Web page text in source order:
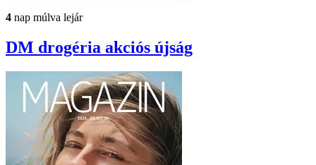
4 nap múlva lejár
DM drogéria akciós újság